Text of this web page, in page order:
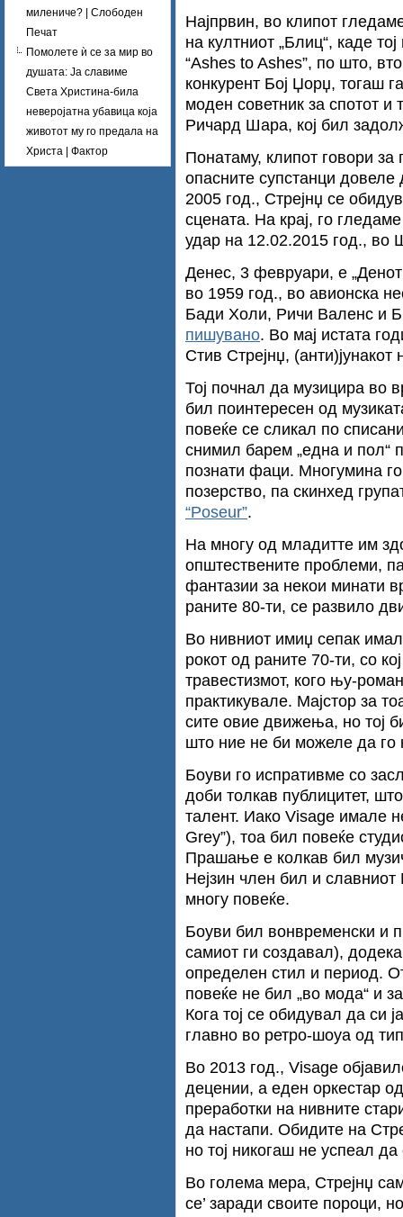
милениче? | Слободен
Печат
Помолете ѝ се за мир во
душата: Ја славиме
Света Христина-била
неверојатна убавица која
животот му го предала на
Христа | Фактор
Најпрвин, во клипот
на култниот „Блиц“, каде
“Ashes to Ashes”, по што,
конкурент Бој Џорџ, тогаш
моден советник за спотот и
Ричард Шара, кој бил
Понатаму, клипот говори за
опасните супстанци
2005 год., Стрејнџ се
сцената. На крај, го
удар на 12.02.2015 год., во
Денес, 3 февруари, е
во 1959 год., во авионска
Бади Холи, Ричи Валенс и
пишувано. Во мај истата
Стив Стрејнџ,
Тој почнал да музицира во
бил поинтересен од
повеќе се сликал по
снимил барем „една и пол“
познати фаци. Многумина
позерство, па скинхед
“Poseur”.
На многу од младитте им
општествените проблеми,
фантазии за некои минати
раните 80-ти, се развило
Во нивниот имиџ сепак
рокот од раните 70-ти, со
травестизмот, кого њу-
практикувале. Мајстор за
сите овие движења, но тој
што ние не би можеле да го
Боуви го испративме со
доби толкав публицитет,
талент. Иако Visage имале
Grey”), тоа бил повеќе
Прашање е колкав бил
Нејзин член бил и
многу повеќе.
Боуви бил вонвременски и
самиот ги создавал),
определен стил и период.
повеќе не бил „во мода“ и
Кога тој се обидувал да си
главно во ретро-шоуа од
Во 2013 год., Visage
децении, а еден оркестар
преработки на нивните
да настапи. Обидите на
но тој никогаш не успеал
Во голема мера, Стрејнџ
се’ заради своите пороци,